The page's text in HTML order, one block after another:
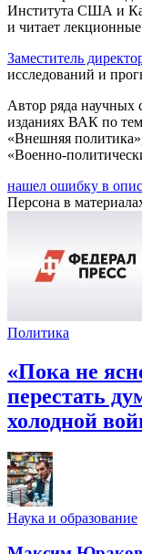
Института США и
и читает
Заместитель
исследований и
Автор ряда научных
изданиях ВАК по
«Внешняя
«Военно-
нашел ошибку в
Персона в
Политика
«Пока не
перестать
холодной
Наука и образование